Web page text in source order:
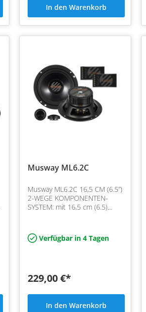
In den Warenkorb
Musway ML6.2C
Musway ML6.2C 16,5 CM (6.5”)
2-WEGE KOMPONENTEN-
SYSTEM: mit 16,5 cm (6.5)
100/200 Watt, jeweils mit…
Verfügbar in 4 Tagen
229,00 €*
In den Warenkorb